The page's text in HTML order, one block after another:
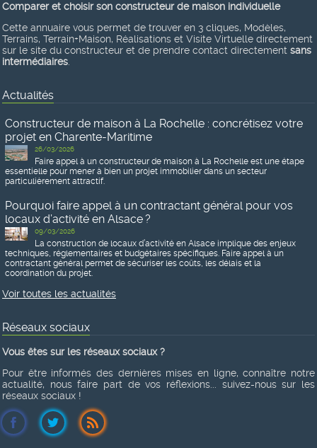
Comparer et choisir son constructeur de maison individuelle
Cette annuaire vous permet de trouver en 3 cliques, Modèles,
Terrains, Terrain+Maison, Réalisations et Visite Virtuelle directement
sur le site du constructeur et de prendre contact directement sans
intermédiaires
Actualités
Constructeur de maison à La Rochelle : concrétisez votre
projet en Charente-Maritime
26/03/2026
Faire appel à un constructeur de maison à La Rochelle est une étape
essentielle pour mener à bien un projet immobilier dans un secteur
particulièrement attractif.
Pourquoi faire appel à un contractant général pour vos
locaux d’activité en Alsace ?
09/03/2026
La construction de locaux d’activité en Alsace implique des enjeux
techniques, réglementaires et budgétaires spécifiques. Faire appel à un
contractant général permet de sécuriser les coûts, les délais et la
coordination du projet.
Voir toutes les actualités
Réseaux sociaux
Vous êtes sur les réseaux sociaux ?
Pour être informés des dernières mises en ligne, connaître notre
actualité, nous faire part de vos réflexions... suivez-nous sur les
réseaux sociaux !